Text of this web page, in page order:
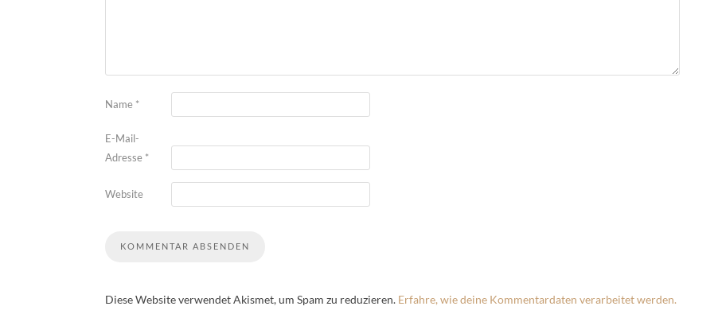
Name *
E-Mail-
Adresse *
Website
Diese Website verwendet Akismet, um Spam zu reduzieren. Erfahre, wie deine Kommentardaten verarbeitet werden.